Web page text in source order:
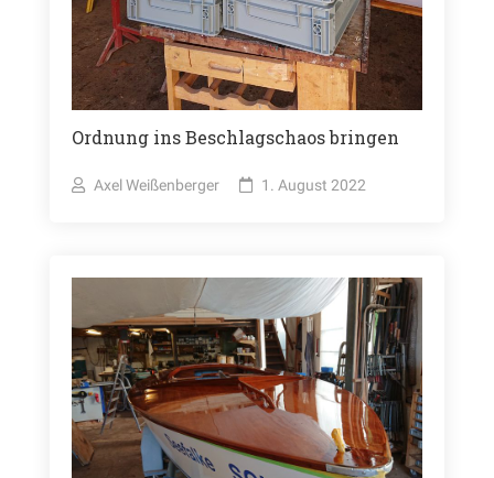
Ordnung ins Beschlagschaos bringen
Axel Weißenberger 1. August 2022